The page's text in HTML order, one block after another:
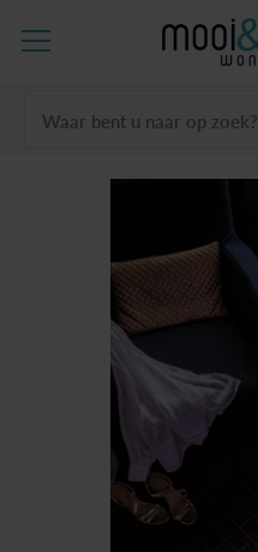
Waar bent u naar op zoek?